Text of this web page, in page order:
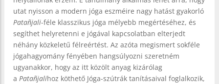
utat nyisson a modern jóga eszméire nagy hatást gyakorló
Patañjali-féle klasszikus jóga mélyebb megértéséhez, és
segíthet helyretenni e jógával kapcsolatban elterjedt
néhány közkeletű félreértést. Az azóta megismert sokféle
jógahagyomány fényében hangsúlyozni szeretném
ugyanakkor, hogy az itt közölt anyag kizárólag
a Patañjalihoz köthető Jóga-szútrák tanításaival foglalkozik,